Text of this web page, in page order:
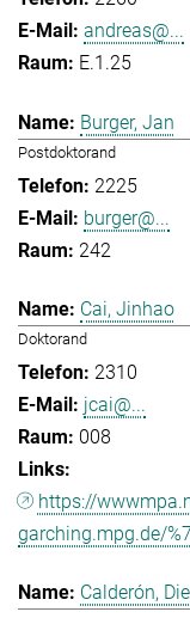
andreas@...
E.1.25
Burger, Jan
Postdoktorand
2225
burger@...
242
Cai, Jinhao
Doktorand
2310
jcai@...
008
https://
garching.mpg.de/
Calderón,